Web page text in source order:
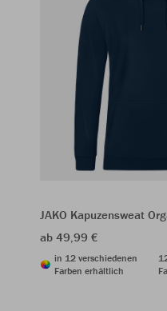
JAKO Kapuzensweat
ab 49,99 €
in 12 verschiedenen
Farben erhältlich